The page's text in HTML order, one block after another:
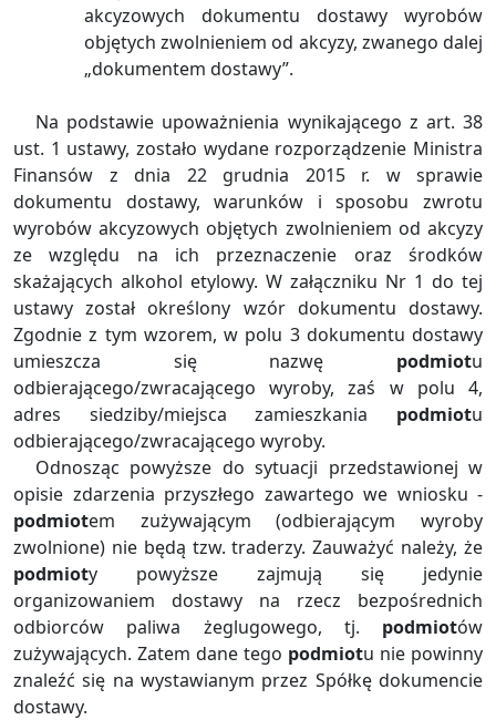
akcyzowych dokumentu dostawy wyrobów
objętych zwolnieniem od akcyzy, zwanego dalej
„dokumentem dostawy”.
Na podstawie upoważnienia wynikającego z art. 38
ust. 1 ustawy, zostało wydane rozporządzenie Ministra
Finansów z dnia 22 grudnia 2015 r. w sprawie
dokumentu dostawy, warunków i sposobu zwrotu
wyrobów akcyzowych objętych zwolnieniem od akcyzy
ze względu na ich przeznaczenie oraz środków
skażających alkohol etylowy. W załączniku Nr 1 do tej
ustawy został określony wzór dokumentu dostawy.
Zgodnie z tym wzorem, w polu 3 dokumentu dostawy
umieszcza się nazwę podmiotu
odbierającego/zwracającego wyroby, zaś w polu 4,
adres siedziby/miejsca zamieszkania podmiotu
odbierającego/zwracającego wyroby.
Odnosząc powyższe do sytuacji przedstawionej w
opisie zdarzenia przyszłego zawartego we wniosku -
podmiotem zużywającym (odbierającym wyroby
zwolnione) nie będą tzw. traderzy. Zauważyć należy, że
podmioty powyższe zajmują się jedynie
organizowaniem dostawy na rzecz bezpośrednich
odbiorców paliwa żeglugowego, tj. podmiotów
zużywających. Zatem dane tego podmiotu nie powinny
znaleźć się na wystawianym przez Spółkę dokumencie
dostawy.